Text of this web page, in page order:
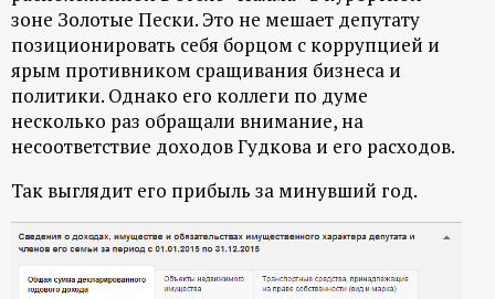
зоне Золотые Пески. Это не мешает депутату
позиционировать себя борцом с коррупцией и
ярым противником сращивания бизнеса и
политики. Однако его коллеги по думе
несколько раз обращали внимание, на
несоответствие доходов Гудкова и его расходов.
Так выглядит его прибыль за минувший год.